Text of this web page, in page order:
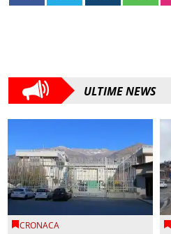
ULTIME NEWS
CRONACA